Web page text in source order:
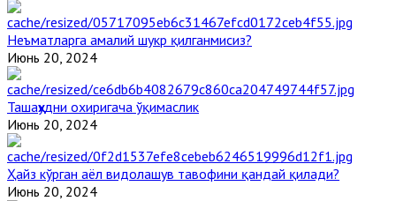
Неъматларга амалий шукр қилганмисиз?
Июнь 20, 2024
Ташаҳҳудни охиригача ўқимаслик
Июнь 20, 2024
Ҳайз кўрган аёл видолашув тавофини қандай қилади?
Июнь 20, 2024